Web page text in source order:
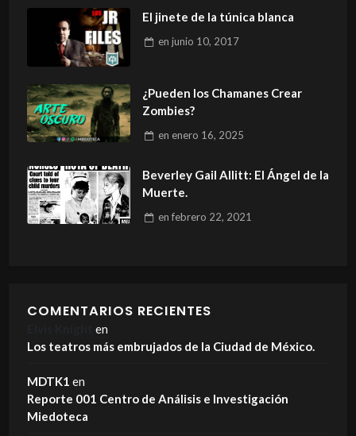
El jinete de la túnica blanca
en junio 10, 2017
¿Pueden los Chamanes Crear
Zombies?
en enero 16, 2025
Beverley Gail Allitt: El Ángel de la
Muerte.
en febrero 22, 2021
COMENTARIOS RECIENTES
en
Los teatros más embrujados de la Ciudad de México.
MDTK1 en
Reporte 001 Centro de Análisis e Investigación
Miedoteca